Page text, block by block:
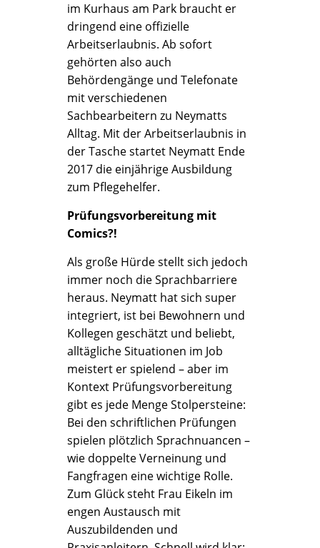
im Kurhaus am Park braucht er
dringend eine offizielle
Arbeitserlaubnis. Ab sofort
gehörten also auch
Behördengänge und Telefonate
mit verschiedenen
Sachbearbeitern zu Neymatts
Alltag. Mit der Arbeitserlaubnis in
der Tasche startet Neymatt Ende
2017 die einjährige Ausbildung
zum Pflegehelfer.
Prüfungsvorbereitung mit
Comics?!
Als große Hürde stellt sich jedoch
immer noch die Sprachbarriere
heraus. Neymatt hat sich super
integriert, ist bei Bewohnern und
Kollegen geschätzt und beliebt,
alltägliche Situationen im Job
meistert er spielend – aber im
Kontext Prüfungsvorbereitung
gibt es jede Menge Stolpersteine:
Bei den schriftlichen Prüfungen
spielen plötzlich Sprachnuancen –
wie doppelte Verneinung und
Fangfragen eine wichtige Rolle.
Zum Glück steht Frau Eikeln im
engen Austausch mit
Auszubildenden und